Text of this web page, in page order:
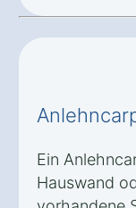
Ein
Hauswand